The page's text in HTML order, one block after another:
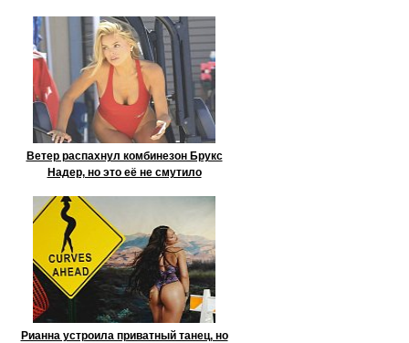
Ветер распахнул комбинезон Брукс
Надер, но это её не смутило
Рианна устроила приватный танец, но